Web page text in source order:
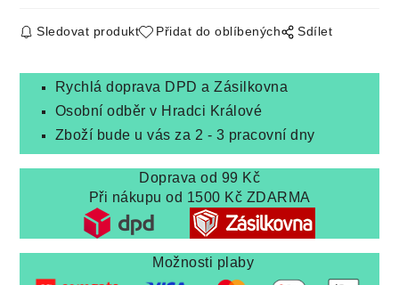
Sledovat produkt Přidat do oblíbených Sdílet
Rychlá doprava DPD a Zásilkovna
Osobní odběr v Hradci Králové
Zboží bude u vás za 2 - 3 pracovní dny
Doprava od 99 Kč
Při nákupu od 1500 Kč ZDARMA
Možnosti plaby